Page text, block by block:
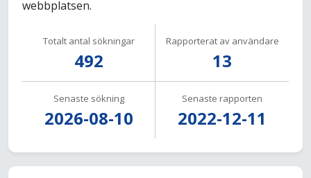
webbplatsen.
Totalt antal sökningar
492
Rapporterat av användare
13
Senaste sökning
2026-08-10
Senaste rapporten
2022-12-11